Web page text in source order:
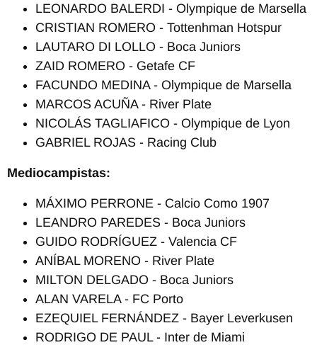
LEONARDO BALERDI - Olympique de Marsella
CRISTIAN ROMERO - Tottenhman Hotspur
LAUTARO DI LOLLO - Boca Juniors
ZAID ROMERO - Getafe CF
FACUNDO MEDINA - Olympique de Marsella
MARCOS ACUÑA - River Plate
NICOLÁS TAGLIAFICO - Olympique de Lyon
GABRIEL ROJAS - Racing Club
Mediocampistas:
MÁXIMO PERRONE - Calcio Como 1907
LEANDRO PAREDES - Boca Juniors
GUIDO RODRÍGUEZ - Valencia CF
ANÍBAL MORENO - River Plate
MILTON DELGADO - Boca Juniors
ALAN VARELA - FC Porto
EZEQUIEL FERNÁNDEZ - Bayer Leverkusen
RODRIGO DE PAUL - Inter de Miami